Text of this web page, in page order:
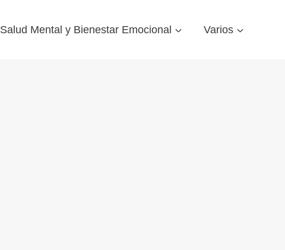
Salud Mental y Bienestar Emocional Varios